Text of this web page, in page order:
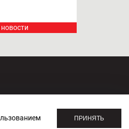
новости
номер ЭЛ №ПРИНЯТЬ